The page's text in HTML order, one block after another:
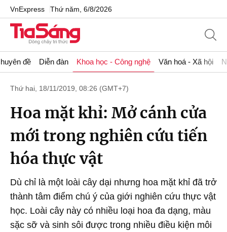
VnExpress Thứ năm, 6/8/2026
đề Diễn đàn Khoa học - Công nghệ Văn hoá - Xã hội
Thứ hai, 18/11/2019, 08:26 (GMT+7)
Hoa mặt khỉ: Mở cánh cửa
mới trong nghiên cứu tiến
hóa thực vật
Dù chỉ là một loài cây dại nhưng hoa mặt khỉ đã trở
thành tâm điểm chú ý của giới nghiên cứu thực vật
học. Loài cây này có nhiều loại hoa đa dạng, màu
sặc sỡ và sinh sôi được trong nhiều điều kiện môi